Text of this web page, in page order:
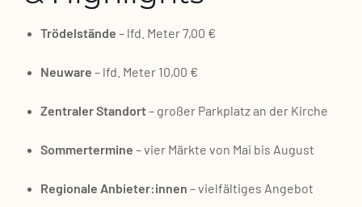
Trö­del­stän­de – lfd. Meter 7,00 €
Neu­wa­re – lfd. Meter 10,00 €
Zen­tra­ler Stand­ort– gro­ßer Park­platz an der Kir­che
Som­mer­ter­mi­ne – vier Märk­te von Mai bis August
Regio­na­le Anbieter:innen – viel­fäl­ti­ges Ange­bot